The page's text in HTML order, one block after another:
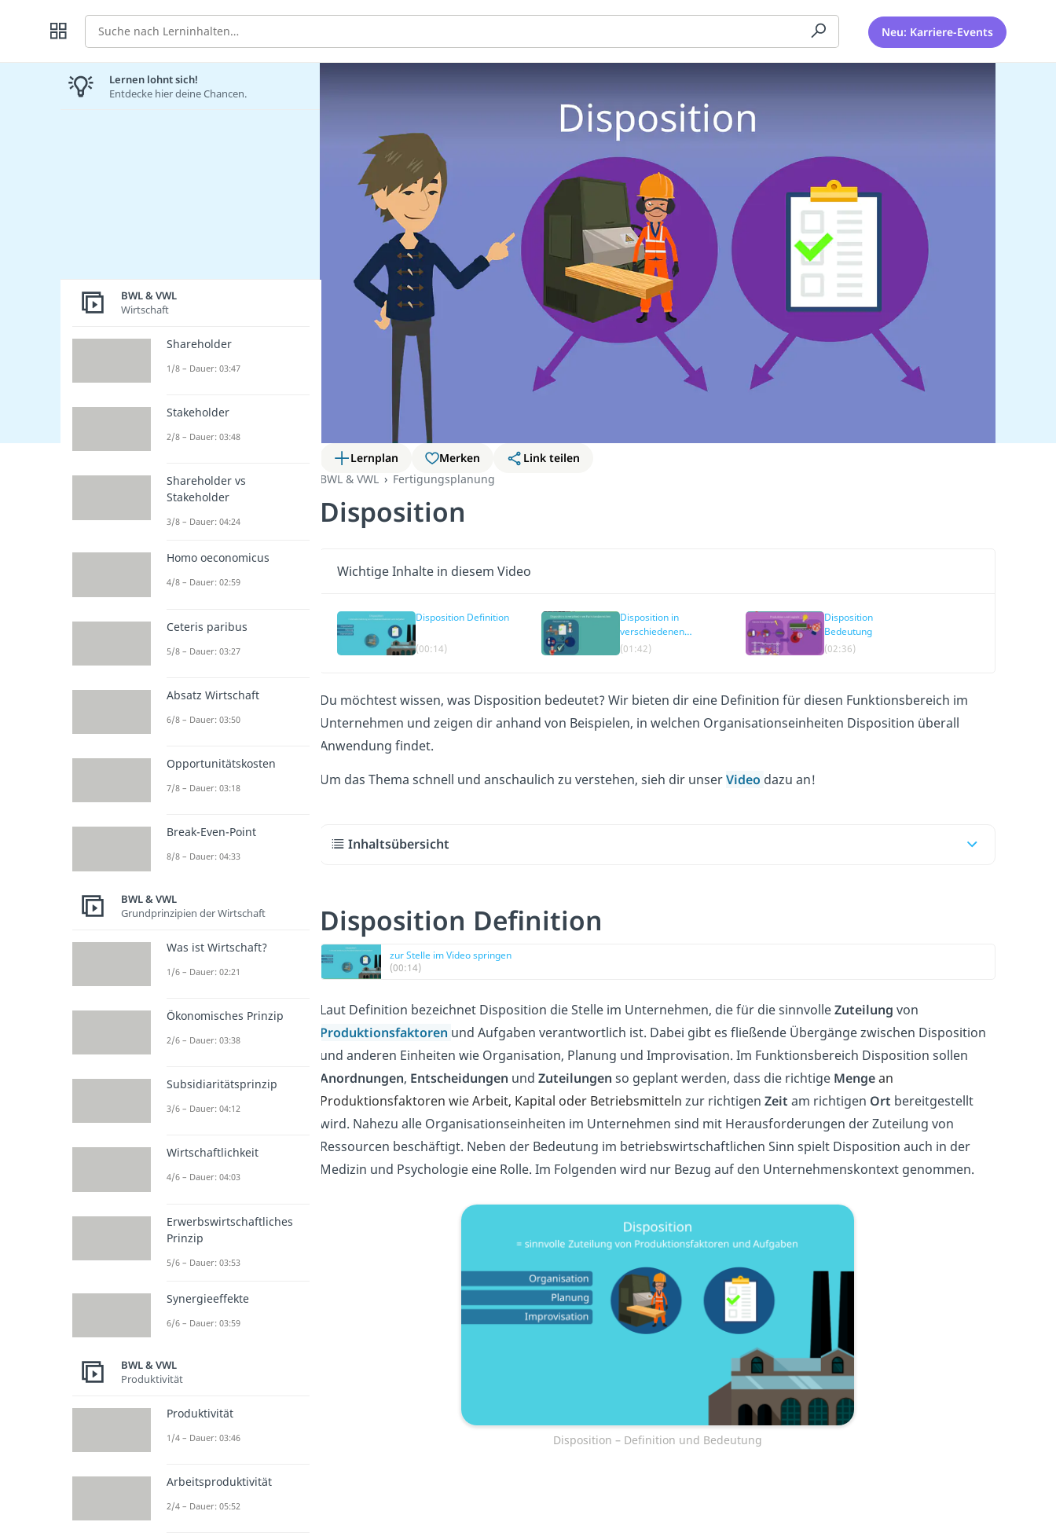
Suche Neu: Karriere-Events
Lernplan Merken
Link teilen
BWL & VWL
Fertigungsplanung
Disposition
Wichtige Inhalte in diesem Video
Disposition Definition
(00:14)
Disposition in
verschiedenen
Funktionsbereichen
(01:42)
Disposition
Bedeutung
(02:36)
Du möchtest wissen, was Disposition bedeutet? Wir bieten dir eine Definition für diesen Funktionsbereich im
Unternehmen und zeigen dir anhand von Beispielen, in welchen Organisationseinheiten Disposition überall
Anwendung findet.
Um das Thema schnell und anschaulich zu verstehen, sieh dir unserVideo dazu an!
Inhaltsübersicht
Disposition Definition
zur Stelle im Video springen
(00:14)
Laut Definition bezeichnet Disposition die Stelle im Unternehmen, die für die sinnvolleZuteilung von
Produktionsfaktoren und Aufgaben verantwortlich ist. Dabei gibt es fließende Übergänge zwischen Disposition
und anderen Einheiten wie Organisation, Planung und Improvisation. Im Funktionsbereich Disposition sollen
Anordnungen, Entscheidungen und Zuteilungen so geplant werden, dass die richtige Mengean
Produktionsfaktoren wie Arbeit, Kapital oder Betriebsmitteln zur richtigen Zeit am richtigen Ort bereitgestellt
wird. Nahezu alle Organisationseinheiten im Unternehmen sind mit Herausforderungen der Zuteilung von
Ressourcen beschäftigt. Neben der Bedeutung im betriebswirtschaftlichen Sinn spielt Disposition auch in der
Medizin und Psychologie eine Rolle. Im Folgenden wird nur Bezug auf den Unternehmenskontext genommen.
Disposition – Definition und Bedeutung
Lernen lohnt sich!
Entdecke hier deine Chancen.
BWL & VWL
Wirtschaft
Shareholder
1/8 – Dauer: 03:47
Stakeholder
2/8 – Dauer: 03:48
Shareholder vs
Stakeholder
3/8 – Dauer: 04:24
Homo oeconomicus
4/8 – Dauer: 02:59
Ceteris paribus
5/8 – Dauer: 03:27
Absatz Wirtschaft
6/8 – Dauer: 03:50
Opportunitätskosten
7/8 – Dauer: 03:18
Break-Even-Point
8/8 – Dauer: 04:33
BWL & VWL
Grundprinzipien der Wirtschaft
Was ist Wirtschaft?
1/6 – Dauer: 02:21
Ökonomisches Prinzip
2/6 – Dauer: 03:38
Subsidiaritätsprinzip
3/6 – Dauer: 04:12
Wirtschaftlichkeit
4/6 – Dauer: 04:03
Erwerbswirtschaftliches
Prinzip
5/6 – Dauer: 03:53
Synergieeffekte
6/6 – Dauer: 03:59
BWL & VWL
Produktivität
Produktivität
1/4 – Dauer: 03:46
Arbeitsproduktivität
2/4 – Dauer: 05:52